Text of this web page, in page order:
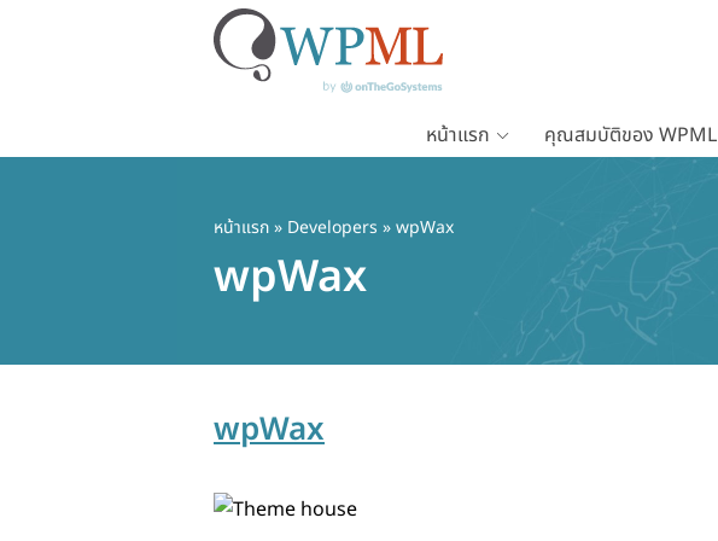
หน้าแรก คุณสมบัติของ WPML
หน้าแรก» Developers » wpWax
wpWax
wpWax